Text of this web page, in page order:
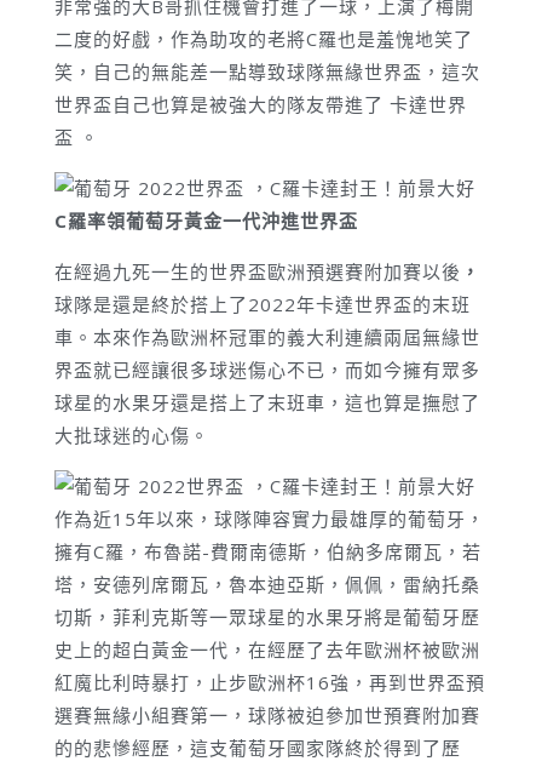
非常強的大B哥抓住機會打進了一球，上演了梅開
二度的好戲，作為助攻的老將C羅也是羞愧地笑了
笑，自己的無能差一點導致球隊無緣世界盃，這次
世界盃自己也算是被強大的隊友帶進了 卡達世界
盃 。
C羅率領葡萄牙黃金一代沖進世界盃
在經過九死一生的世界盃歐洲預選賽附加賽以後 ，
球隊是還是終於搭上了2022年卡達世界盃的末班
車。本來作為歐洲杯冠軍的義大利連續兩屆無緣世
界盃就已經讓很多球迷傷心不已，而如今擁有眾多
球星的水果牙還是搭上了末班車，這也算是撫慰了
大批球迷的心傷。
作為近15年以來，球隊陣容實力最雄厚的葡萄牙，
擁有C羅，布魯諾-費爾南德斯，伯納多席爾瓦，若
塔，安德列席爾瓦，魯本迪亞斯，佩佩，雷納托桑
切斯，菲利克斯等一眾球星的水果牙將是葡萄牙歷
史上的超白黃金一代，在經歷了去年歐洲杯被歐洲
紅魔比利時暴打，止步歐洲杯16強，再到世界盃預
選賽無緣小組賽第一，球隊被迫參加世預賽附加賽
的的悲慘經歷，這支葡萄牙國家隊終於得到了歷